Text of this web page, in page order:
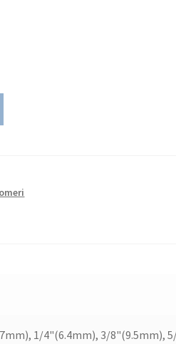
1/4"(6.4mm), 3/8"(9.5mm),